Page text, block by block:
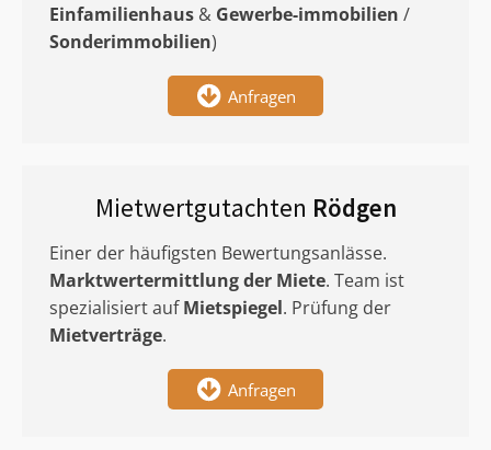
Einfamilienhaus & Gewerbe-immobilien /
Sonderimmobilien)
Anfragen
Mietwertgutachten Rödgen
Einer der häufigsten Bewertungsanlässe.
Marktwertermittlungder Miete. Team ist
spezialisiert aufMietspiegel. Prüfung der
Mietverträge.
Anfragen